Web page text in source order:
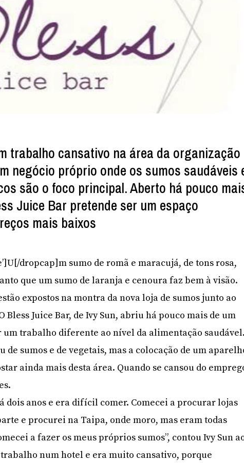
trabalho cansativo na área da organização
negócio próprio onde os sumos saudáveis
são o foco principal. Aberto há pouco
Juice Bar pretende ser um espaço
mais baixos
dropcap]m sumo de romã e maracujá, de tons rosa,
que um sumo de laranja e cenoura faz bem à visão.
expostos na montra da nova loja de sumos junto ao
Bless Juice Bar, de Ivy Sun, abriu há pouco mais de um
um trabalho diferente ao nível da alimentação saudável.
de sumos e de vegetais, mas a colocação de um
ainda mais desta área. Quando se cansou do
dois anos e era difícil comer. Comecei a procurar lojas
e procurei na Taipa, onde moro, mas eram todas
a fazer os meus próprios sumos”, contou Ivy Sun
num hotel e era muito cansativo, porque